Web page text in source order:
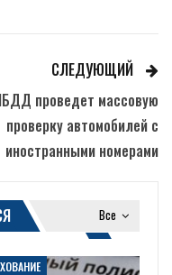
СЛЕДУЮЩИЙ
проведет массовую
проверку автомобилей с
иностранными номерами
Все